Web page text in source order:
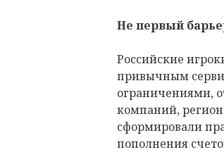
Не первый
Российские
привычным
ограничениями,
компаний,
сформировали
пополнения